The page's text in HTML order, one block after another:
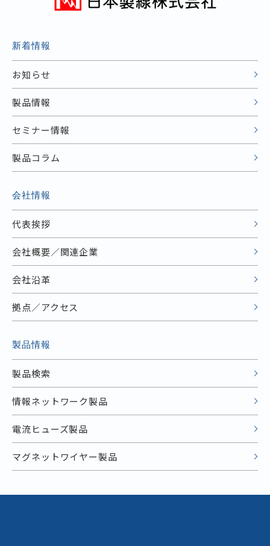
新着情報
お知らせ
製品情報
セミナー情報
製品コラム
会社情報
代表挨拶
会社概要／関連企業
会社沿革
拠点／アクセス
製品情報
製品検索
情報ネットワーク製品
電流ヒューズ製品
マグネットワイヤー製品